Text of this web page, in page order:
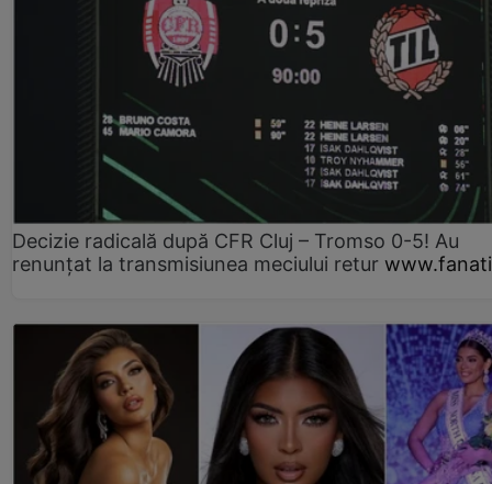
Decizie radicală după CFR Cluj – Tromso 0-5! Au
renunțat la transmisiunea meciului retur